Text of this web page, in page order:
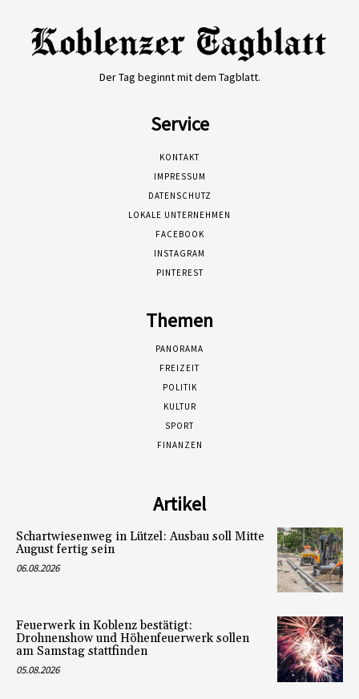
Der Tag beginnt mit dem Tagblatt.
Service
KONTAKT
IMPRESSUM
DATENSCHUTZ
LOKALE UNTERNEHMEN
FACEBOOK
INSTAGRAM
PINTEREST
Themen
PANORAMA
FREIZEIT
POLITIK
KULTUR
SPORT
FINANZEN
Artikel
Schartwiesenweg in Lützel: Ausbau soll Mitte
August fertig sein
06.08.2026
Feuerwerk in Koblenz bestätigt:
Drohnenshow und Höhenfeuerwerk sollen
am Samstag stattfinden
05.08.2026